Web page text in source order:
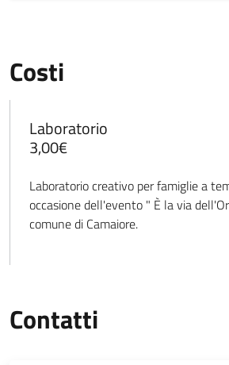
Costi
Laboratorio
3,00€
Laboratorio creativo per famiglie a
occasione dell'evento " È la via
comune di Camaiore.
Contatti